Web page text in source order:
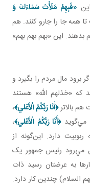
«فَبِهِمْ مَلَأْتَ سَمَاءَكَ وَ
همه جا را جارو کنند. هم
بدهند. اين «بهم بهم بهم»
مال مردم را بگيرد و
«خذلهم الله» هستند
هم بالاتر﴿أَنَا رَبُّكُمُ الْأَعْلي﴾،
مي‌گويد﴿أَنَا رَبُّكُمُ الْأَعْلي﴾،
دارد. اين‌گونه از
مي‌رود رئيس جمهور يک
به عرضتان رسيد ذات
السلام) چندين کار دارد.